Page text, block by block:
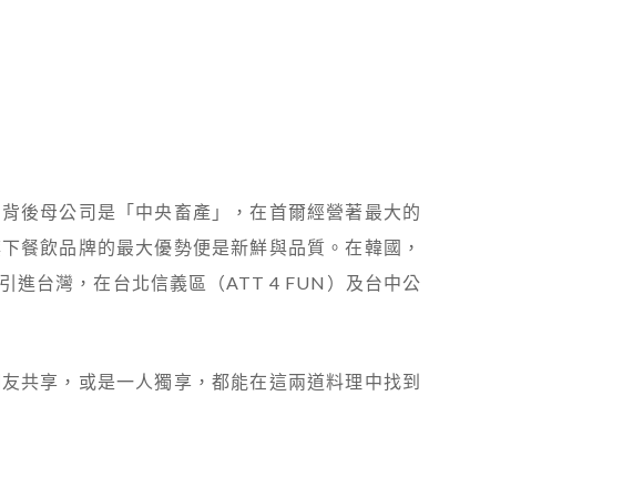
後母公司是「中央畜產」，在首爾經營著最大的
餐飲品牌的最大優勢便是新鮮與品質。在韓國，
進台灣，在台北信義區（ATT 4 FUN）及台中公
共享，或是一人獨享，都能在這兩道料理中找到